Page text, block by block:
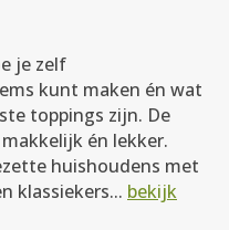
je zelf
kunt maken én wat
toppings zijn. De
én lekker.
huishoudens met
klassiekers... bekijk